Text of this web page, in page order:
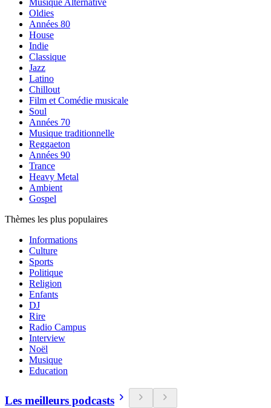
Musique Alternative
Oldies
Années 80
House
Indie
Classique
Jazz
Latino
Chillout
Film et Comédie musicale
Soul
Années 70
Musique traditionnelle
Reggaeton
Années 90
Trance
Heavy Metal
Ambient
Gospel
Thèmes les plus populaires
Informations
Culture
Sports
Politique
Religion
Enfants
DJ
Rire
Radio Campus
Interview
Noël
Musique
Education
Les meilleurs podcasts